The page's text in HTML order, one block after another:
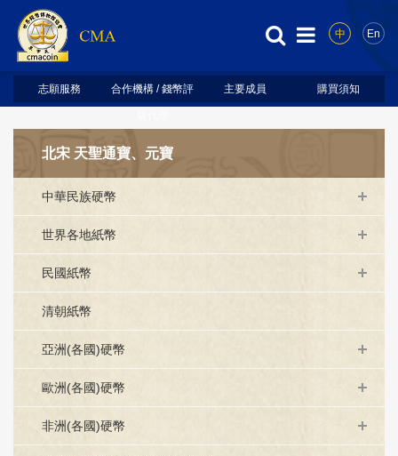
中 En
志願服務 合作機構 / 錢幣評 主要成員 購買須知
北宋 天聖通寶、元寶
中華民族硬幣
世界各地紙幣
民國紙幣
清朝紙幣
亞洲(各國)硬幣
歐洲(各國)硬幣
非洲(各國)硬幣